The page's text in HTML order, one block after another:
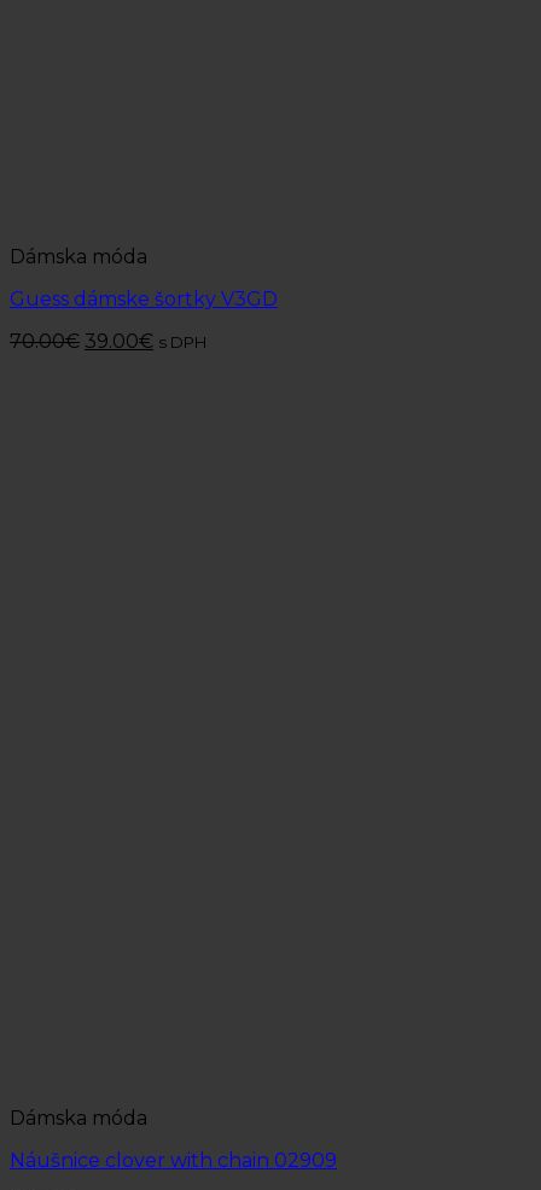
Dámska móda
Guess dámske šortky V3GD
70.00€ 39.00€ s DPH
Dámska móda
Náušnice clover with chain 02909